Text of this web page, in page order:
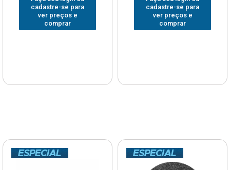
cadastre-se para
ver preços e
comprar
cadastre-se para
ver preços e
comprar